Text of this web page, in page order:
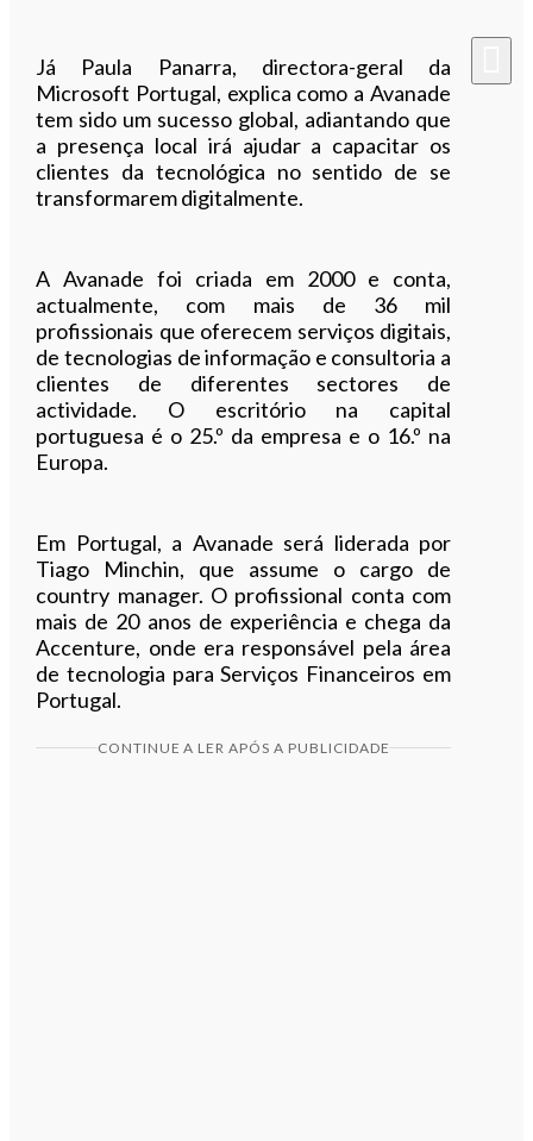
Já Paula Panarra, directora-geral da
Microsoft Portugal, explica como a Avanade
tem sido um sucesso global, adiantando que
a presença local irá ajudar a capacitar os
clientes da tecnológica no sentido de se
transformarem digitalmente.
A Avanade foi criada em 2000 e conta,
actualmente, com mais de 36 mil
profissionais que oferecem serviços digitais,
de tecnologias de informação e consultoria a
clientes de diferentes sectores de
actividade. O escritório na capital
portuguesa é o 25.º da empresa e o 16.º na
Europa.
Em Portugal, a Avanade será liderada por
Tiago Minchin, que assume o cargo de
country manager. O profissional conta com
mais de 20 anos de experiência e chega da
Accenture, onde era responsável pela área
de tecnologia para Serviços Financeiros em
Portugal.
CONTINUE A LER APÓS A PUBLICIDADE